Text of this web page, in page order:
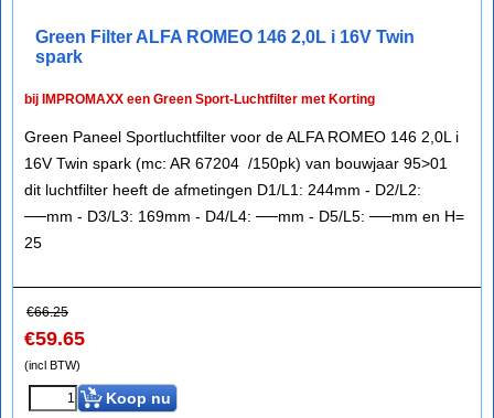
Green Filter ALFA ROMEO 146 2,0L i 16V Twin
spark
bij IMPROMAXX een Green Sport-Luchtfilter met Korting
Green Paneel Sportluchtfilter voor de ALFA ROMEO 146 2,0L i
16V Twin spark (mc: AR 67204 /150pk) van bouwjaar 95>01
dit luchtfilter heeft de afmetingen D1/L1: 244mm - D2/L2:
──mm - D3/L3: 169mm - D4/L4: ──mm - D5/L5: ──mm en H=
25
€66.25
€59.65
(incl BTW)
Koop nu